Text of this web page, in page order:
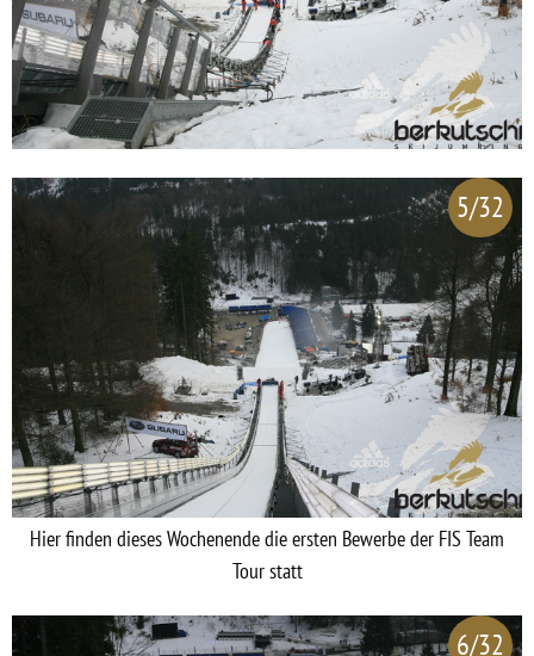
5/32
Hier finden dieses Wochenende die ersten Bewerbe der FIS Team
Tour statt
6/32